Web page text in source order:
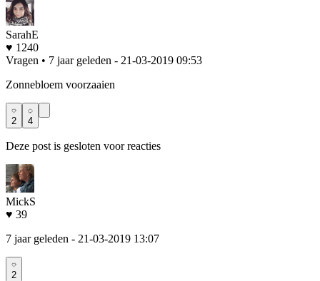
SarahE
♥ 1240
Vragen • 7 jaar geleden - 21-03-2019 09:53
Zonnebloem voorzaaien
2 4
Deze post is gesloten voor reacties
MickS
♥ 39
7 jaar geleden - 21-03-2019 13:07
2